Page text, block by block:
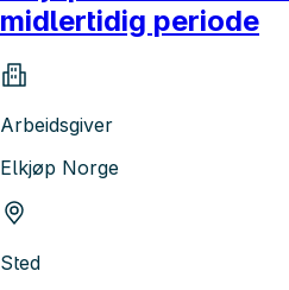
midlertidig periode
Arbeidsgiver
Elkjøp Norge
Sted